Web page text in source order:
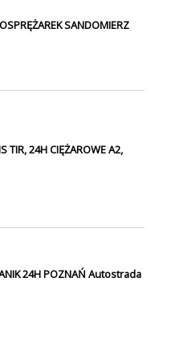
SANDOMIERZ
TIR, 24H CIĘŻAROWE A2,
24H POZNAŃ Autostrada